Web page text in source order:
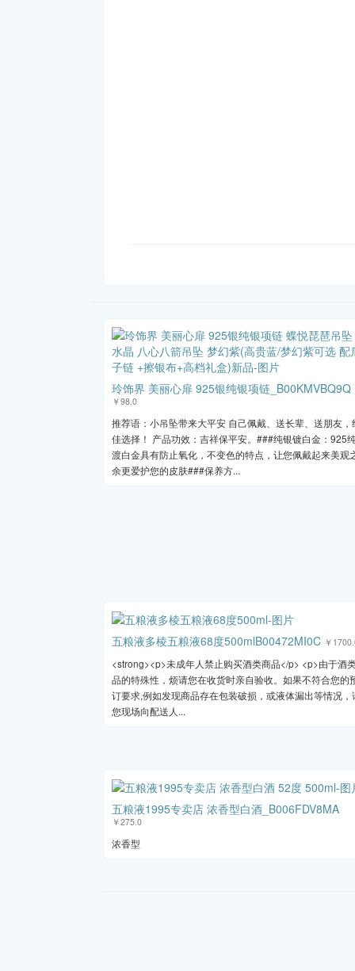
玲饰界 美丽心扉 925银纯银项链_B00KMVBQ9Q
￥98.0
推荐语：小吊坠带来大平安 自己佩戴、送长辈、送朋友，
佳选择！ 产品功效：吉祥保平安。###纯银镀白金：925
渡白金具有防止氧化，不变色的特点，让您佩戴起来美观
余更爱护您的皮肤###保养方...
五粮液多棱五粮液68度500mlB00472MI0C ￥
<strong><p>未成年人禁止购买酒类商品</p> <p>由于酒
品的特殊性，烦请您在收货时亲自验收。如果不符合您的
订要求,例如发现商品存在包装破损，或液体漏出等情况，
您现场向配送人...
五粮液1995专卖店 浓香型白酒_B006FDV8MA
￥275.0
浓香型